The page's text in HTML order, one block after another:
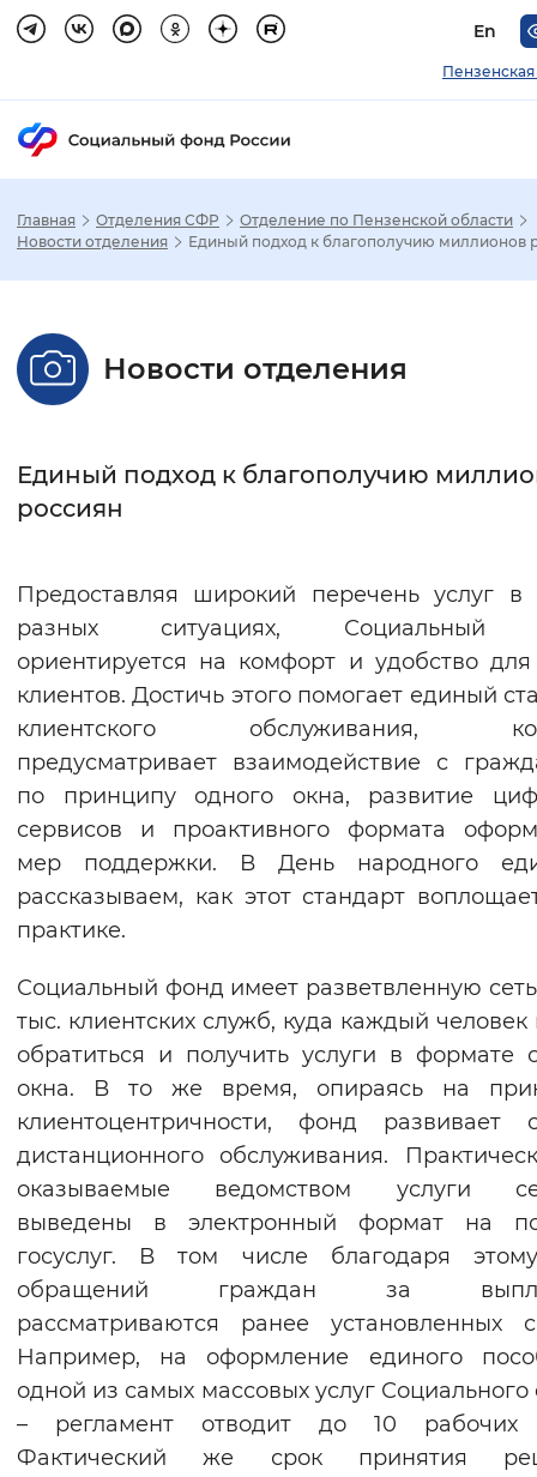
En
Пензенская
Размер шрифта
Шрифт
Интервал между буквами
Нормальный Увеличенный
Цвет сайта
Монохромный Инверсивный
Синий фон
Изображения
Включены Выключены
Вернуть стандартные настройки
Главная Отделения СФР
Отделение по Пензенской области
Новости отделения
Единый подход к благополучию миллионов
Новости отделения
Единый подход к благополучию
россиян
Предоставляя широкий перечень услуг в
разных ситуациях, Социальный
ориентируется на комфорт и удобство для
клиентов. Достичь этого помогает единый
клиентского обслуживания,
предусматривает взаимодействие с
по принципу одного окна, развитие
сервисов и проактивного формата
мер поддержки. В День народного
рассказываем, как этот стандарт
практике.
Социальный фонд имеет разветвленную
тыс. клиентских служб, куда каждый
обратиться и получить услуги в формате
окна. В то же время, опираясь на
клиентоцентричности, фонд развивает
дистанционного обслуживания.
оказываемые ведомством услуги
выведены в электронный формат на
госуслуг. В том числе благодаря
обращений граждан за
рассматриваются ранее установленных
Например, на оформление единого
одной из самых массовых услуг
– регламент отводит до 10 рабочих
Фактический же срок принятия